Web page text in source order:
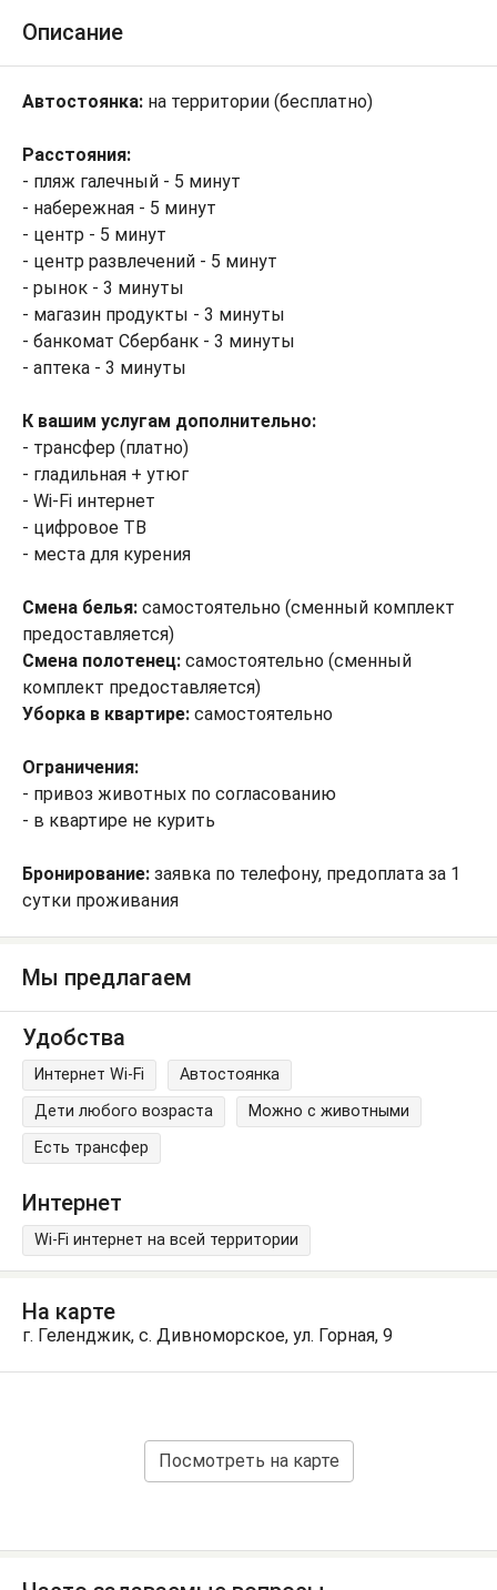
Описание
Автостоянка: на территории (бесплатно)
Расстояния:
- пляж галечный - 5 минут
- набережная - 5 минут
- центр - 5 минут
- центр развлечений - 5 минут
- рынок - 3 минуты
- магазин продукты - 3 минуты
- банкомат Сбербанк - 3 минуты
- аптека - 3 минуты
К вашим услугам дополнительно:
- трансфер (платно)
- гладильная + утюг
- Wi-Fi интернет
- цифровое ТВ
- места для курения
Смена белья: самостоятельно (сменный комплект
предоставляется)
Смена полотенец: самостоятельно (сменный
комплект предоставляется)
Уборка в квартире: самостоятельно
Ограничения:
- привоз животных по согласованию
- в квартире не курить
Бронирование: заявка по телефону, предоплата за 1
сутки проживания
Мы предлагаем
Удобства
Интернет Wi-Fi
Автостоянка
Дети любого возраста
Можно с животными
Есть трансфер
Интернет
Wi-Fi интернет на всей территории
На карте
г. Геленджик, с. Дивноморское, ул. Горная, 9
Посмотреть на карте